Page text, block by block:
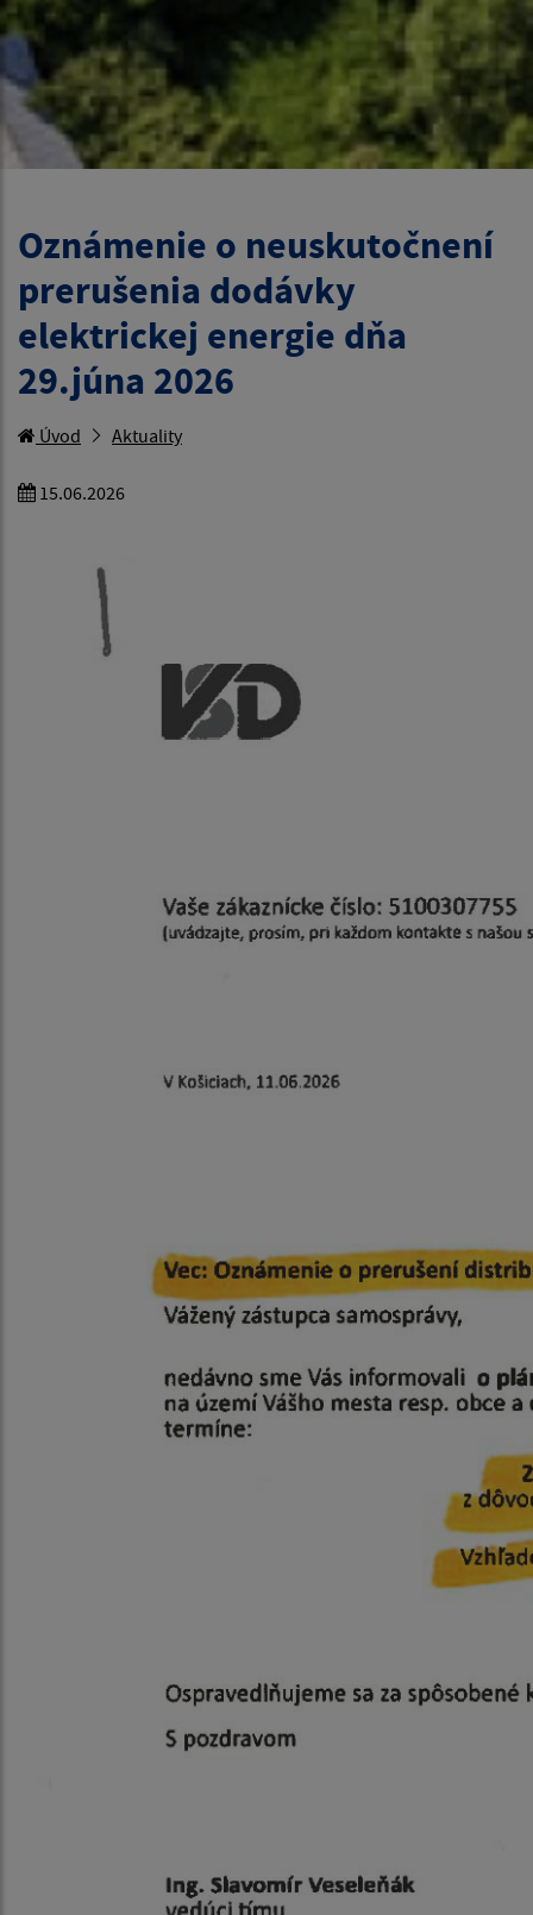
Oznámenie o neuskutočnení
prerušenia dodávky
elektrickej energie dňa
29.júna 2026
Úvod Aktuality
15.06.2026